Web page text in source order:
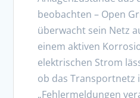
beobachten – Open
überwacht sein Netz
einem aktiven
elektrischen Strom
ob das Transportnetz
„Fehlermeldungen